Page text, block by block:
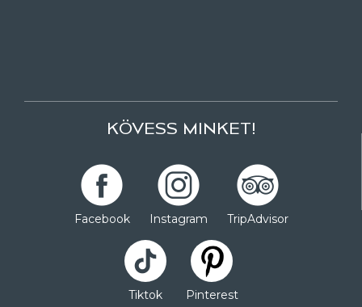
KÖVESS MINKET!
Facebook Instagram TripAdvisor
Tiktok Pinterest